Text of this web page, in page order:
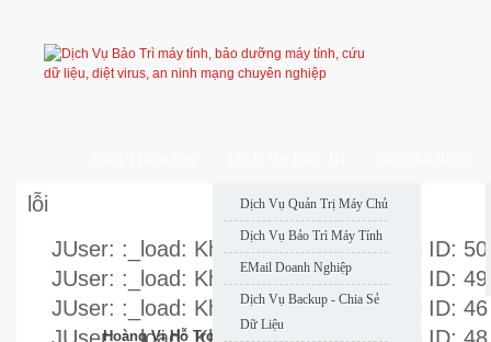
Dịch Vụ Quản Trị Máy Chủ
Dịch Vụ Bảo Trì Máy Tính
EMail Doanh Nghiệp
Dịch Vụ Backup - Chia Sẻ
Dữ Liệu
lỗi
JUser: :_load: Không thể nạp user với ID: 50
JUser: :_load: Không thể nạp user với ID: 49
JUser: :_load: Không thể nạp user với ID: 46
Hoàng Vi Hỗ Trợ Nhanh